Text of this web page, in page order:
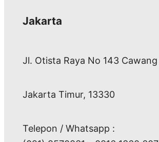
Jakarta
Jl. Otista Raya No 143 Cawang
Jakarta Timur, 13330
Telepon / Whatsapp :